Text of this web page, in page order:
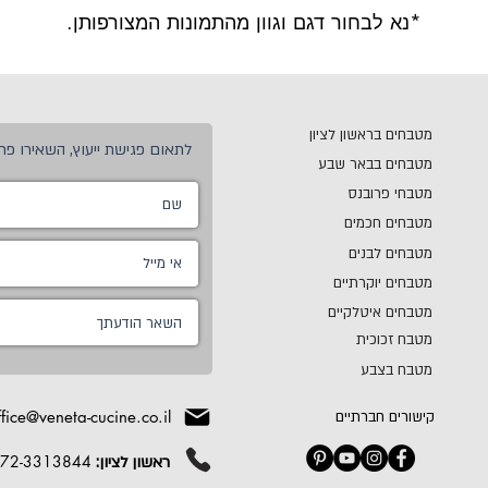
*נא לבחור דגם וגוון מהתמונות המצורפותן.
לתאום פגישת ייעוץ, השאירו
cucine.co.il
ראשון לציון: 3313844
מטבחים בראשון לציון
מטבחים בבאר שבע
מטבחי פרובנס
מטבחים חכמים
מטבחים לבנים
מטבחים יוקרתיים
מטבחים איטלקיים
מטבח זכוכית
מטבח בצבע
קישורים חברתיים